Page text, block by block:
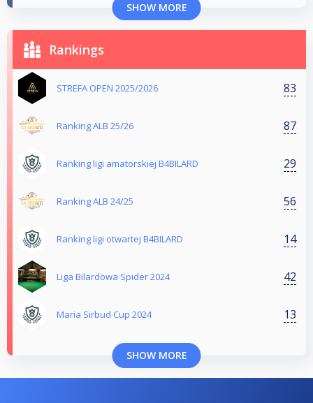
SHOW MORE
Rankings
STREFA OPEN 2025/2026 83
Ranking ALB 25/26 87
Ranking ligi amatorskiej B4BILARD 29
Ranking ALB 24/25 56
Ranking ligi otwartej B4BILARD 14
Liga Bilardowa Spider 2024 42
Maria Sirbud Cup 2024 13
SHOW MORE